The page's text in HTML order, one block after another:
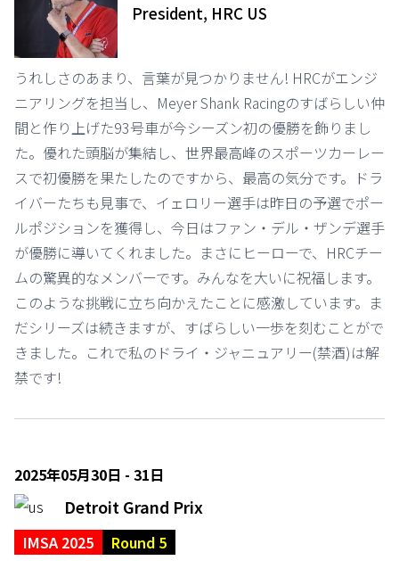
President, HRC US
うれしさのあまり、言葉が見つかりません! HRCがエンジ
ニアリングを担当し、Meyer Shank Racingのすばらしい仲
間と作り上げた93号車が今シーズン初の優勝を飾りまし
た。優れた頭脳が集結し、世界最高峰のスポーツカーレー
スで初優勝を果たしたのですから、最高の気分です。ドラ
イバーたちも見事で、イェロリー選手は昨日の予選でポー
ルポジションを獲得し、今日はファン・デル・ザンデ選手
が優勝に導いてくれました。まさにヒーローで、HRCチー
ムの驚異的なメンバーです。みんなを大いに祝福します。
このような挑戦に立ち向かえたことに感激しています。ま
だシリーズは続きますが、すばらしい一歩を刻むことがで
きました。これで私のドライ・ジャニュアリー(禁酒)は解
禁です!
2025年05月30日 - 31日
Detroit Grand Prix
IMSA 2025 Round 5